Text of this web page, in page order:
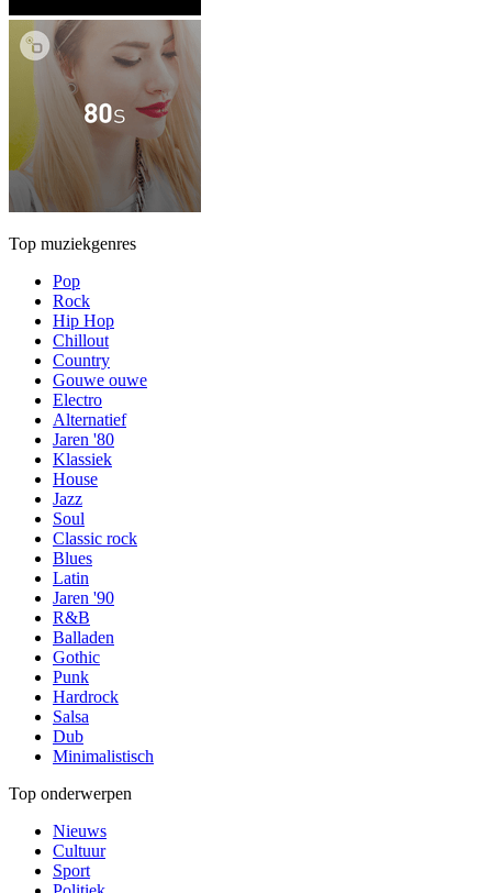
Top muziekgenres
Pop
Rock
Hip Hop
Chillout
Country
Gouwe ouwe
Electro
Alternatief
Jaren '80
Klassiek
House
Jazz
Soul
Classic rock
Blues
Latin
Jaren '90
R&B
Balladen
Gothic
Punk
Hardrock
Salsa
Dub
Minimalistisch
Top onderwerpen
Nieuws
Cultuur
Sport